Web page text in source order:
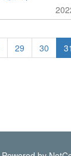
29 30 31